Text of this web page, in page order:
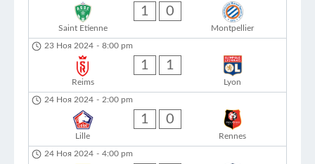
Saint Etienne
1 0
Montpellier
23 Ноя 2024 - 8:00 pm
Reims
1 1
Lyon
24 Ноя 2024 - 2:00 pm
Lille
1 0
Rennes
24 Ноя 2024 - 4:00 pm